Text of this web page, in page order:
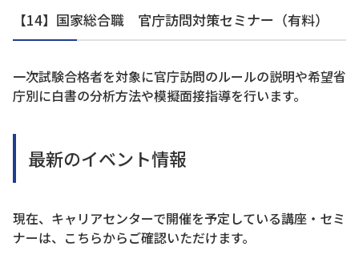
【14】国家総合職 官庁訪問対策セミナー（有料）
一次試験合格者を対象に官庁訪問のルールの説明や希望省
庁別に白書の分析方法や模擬面接指導を行います。
最新のイベント情報
現在、キャリアセンターで開催を予定している講座・セミ
ナーは、こちらからご確認いただけます。